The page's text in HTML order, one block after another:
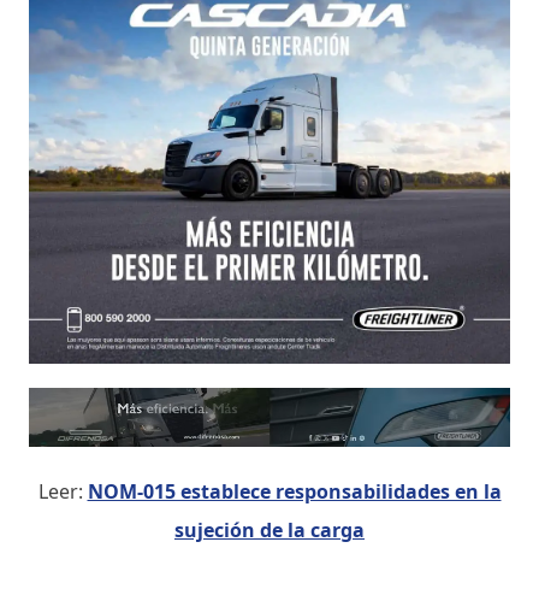
Leer: NOM-015 establece responsabilidades en la
sujeción de la carga